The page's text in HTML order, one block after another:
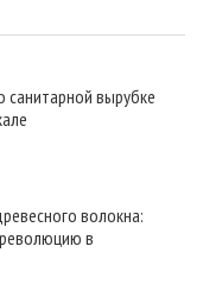
санитарной вырубке
волокна:
в